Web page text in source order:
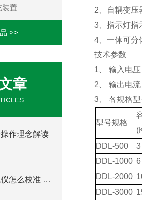
装置
>>
章
作理念解读
变压器绕组变比测试仪怎么校准 实验室与现场校准方法
2 、自耦变
3、指示灯指
4、一体可分
技术参数
1
输入电压
2
输出电流
3、 各规格
型号规格
DDL-500
3
DDL-1000 6
DDL-2000
DDL-3000